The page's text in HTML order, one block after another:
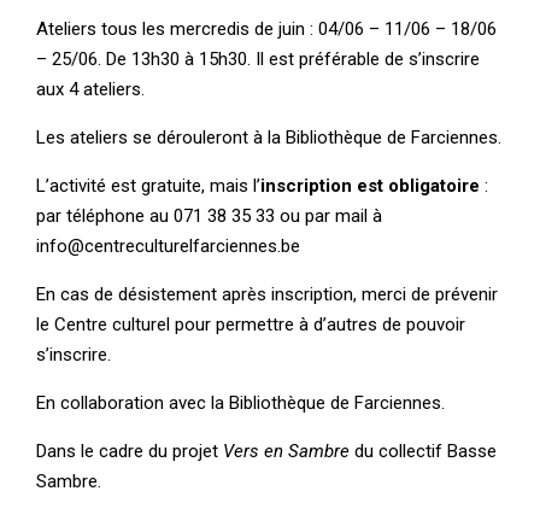
Ateliers tous les mercredis de juin : 04/06 – 11/06 – 18/06
– 25/06. De 13h30 à 15h30. Il est préférable de s’inscrire
aux 4 ateliers.
Les ateliers se dérouleront à la Bibliothèque de Farciennes.
L’activité est gratuite, mais l’inscription est obligatoire :
par téléphone au 071 38 35 33 ou par mail à
info@centreculturelfarciennes.be
En cas de désistement après inscription, merci de prévenir
le Centre culturel pour permettre à d’autres de pouvoir
s’inscrire.
En collaboration avec la Bibliothèque de Farciennes.
Dans le cadre du projet Vers en Sambre du collectif Basse
Sambre.